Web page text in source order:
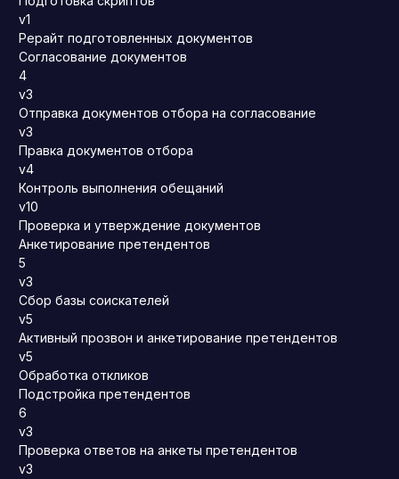
v1
Рерайт подготовленных документов
Согласование документов
4
v3
Отправка документов отбора на согласование
v3
Правка документов отбора
v4
Контроль выполнения обещаний
v10
Проверка и утверждение документов
Анкетирование претендентов
5
v3
Сбор базы соискателей
v5
Активный прозвон и анкетирование претендентов
v5
Обработка откликов
Подстройка претендентов
6
v3
Проверка ответов на анкеты претендентов
v3